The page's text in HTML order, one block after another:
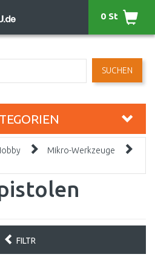
SUCHEN
0 St
Mikro-Werkzeuge
FILTR